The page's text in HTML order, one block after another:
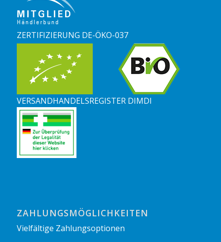
ZERTIFIZIERUNG DE-ÖKO-037
VERSANDHANDELSREGISTER DIMDI
ZAHLUNGSMÖGLICHKEITEN
Vielfältige Zahlungsoptionen